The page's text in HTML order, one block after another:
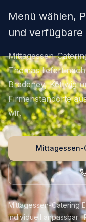
Menü wählen,
und verfügbare
Mittagessen-
Thomas liefert nach
Bredeney, Kettwig
Firmenstandorte
wir.
Mittagessen-
Mittagessen-Catering
individuell anpassbar